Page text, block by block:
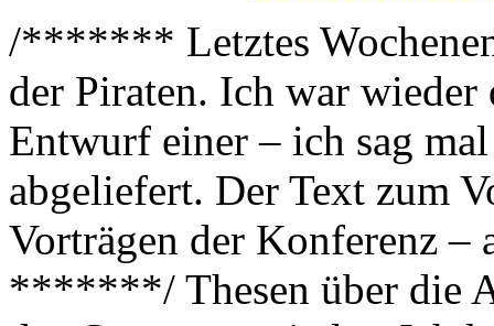
/******* Letztes
der Piraten. Ich war wieder
Entwurf einer – ich sag
abgeliefert. Der Text zum
Vorträgen der Konferenz
*******/ Thesen über die